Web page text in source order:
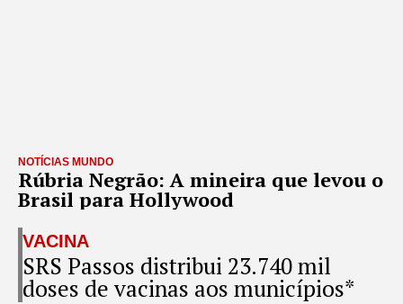
NOTÍCIAS MUNDO
Rúbria Negrão: A mineira que levou o
Brasil para Hollywood
VACINA
SRS Passos distribui 23.740 mil
doses de vacinas aos municípios*